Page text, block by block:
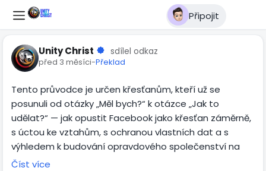
Připojit
Unity Christ sdílel odkaz
před 3 měsíci-Překlad
Tento průvodce je určen křesťanům, kteří už se
posunuli od otázky „Měl bych?“ k otázce „Jak to
udělat?“ — jak opustit Facebook jako křesťan záměrně,
s úctou ke vztahům, s ochranou vlastních dat a s
výhledem k budování opravdového společenství na
lepším místě.
Číst více